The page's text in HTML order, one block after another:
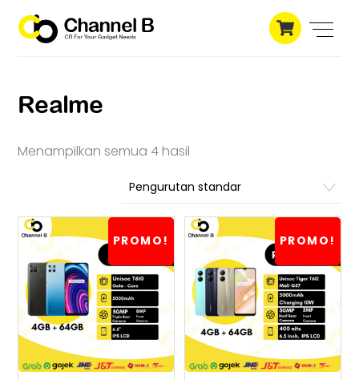
content
Cart
Realme
Menampilkan semua 4 hasil
PROMO! PROMO!